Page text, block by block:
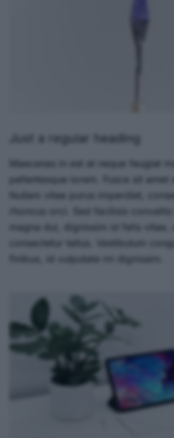
Just a regular heading
Maecenas in est at neque feugiat
pellentesque lorem. Fusce sit amet
Nullam vitae purus imperdiet,
rhoncus orci. Sed facilisis convallis
magna dui, dignissim id felis vitae,
consectetur tellus. Vestibulum
finibus, id vulputate mi dignissim.